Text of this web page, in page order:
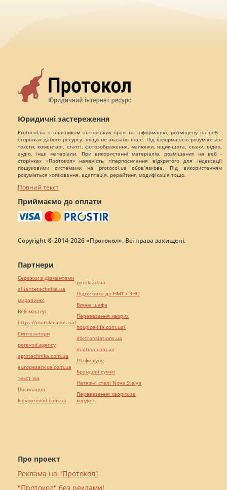
Юридичні застереження
Protocol.ua є власником авторських прав на інформацію, розміщену на веб -
сторінках даного ресурсу, якщо не вказано інше. Під інформацією розуміються
тексти, коментарі, статті, фотозображення, малюнки, ящик-шота, скани, відео,
аудіо, інші матеріали. При використанні матеріалів, розміщених на веб -
сторінках «Протокол» наявність гіперпосилання відкритого для індексації
пошуковими системами на protocol.ua обов`язкове. Під використанням
розуміється копіювання, адаптація, рерайтинг, модифікація тощо.
Повний текст
Приймаємо до оплати
Copyright © 2014-2026 «Протокол». Всі права захищені.
Про проект
Реклама на "Протокол"
"Протокол" без реклами!
Партнери
Сережки з діамантами
alliancetechnika.ua
миралинкс
Веб мастер
https://motokosmos.ua/
Синтезатори
perevod.agency
agrotechnika.com.ua
europeservice.com.ua
текст юа
Посилання
kievperevod.com.ua
pereklad.ua
Підготовка до НМТ / ЗНО
Винна шафа
Перевезення хворих
hospice-life.com.ua/
mk-translations.ua
maltina.com.ua
Шафи купе
Брендові сумки
Натяжні стелі Nova Stelya
Перевезення хворих за
кордон